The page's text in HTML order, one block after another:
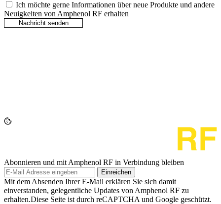
Ich möchte gerne Informationen über neue Produkte und andere
Neuigkeiten von Amphenol RF erhalten
Abonnieren und mit Amphenol RF in Verbindung bleiben
Einreichen
Mit dem Absenden Ihrer E-Mail erklären Sie sich damit
einverstanden, gelegentliche Updates von Amphenol RF zu
erhalten.Diese Seite ist durch reCAPTCHA und Google geschützt.